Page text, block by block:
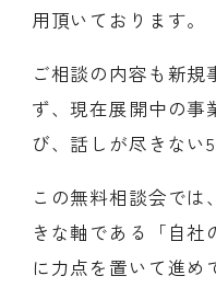
用頂いております。
ご相談の内容も新規
ず、現在展開中の事
び、話しが尽きない
この無料相談会では
きな軸である「自社
に力点を置いて進め